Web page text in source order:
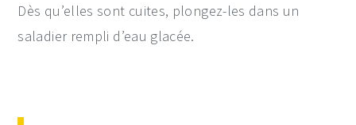
Dès qu’elles sont cuites, plongez-les dans un
saladier rempli d’eau glacée.